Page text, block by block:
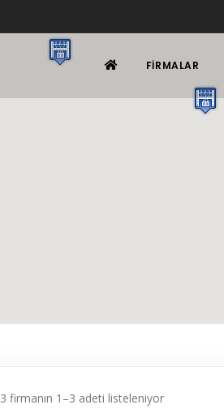
FIRMALAR
3 firmanın 1–3 adeti listeleniyor